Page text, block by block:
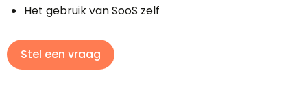
Het gebruik van SooS zelf
Stel een vraag